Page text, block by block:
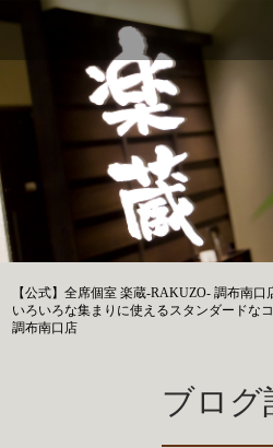
【公式】全席個室 楽蔵‐RAKUZO‐ 調布南口
いろいろな集まりに使えるスタンダードな
調布南口店
ブログ